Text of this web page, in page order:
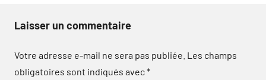
Laisser un commentaire
Votre adresse e-mail ne sera pas publiée. Les champs
obligatoires sont indiqués avec*